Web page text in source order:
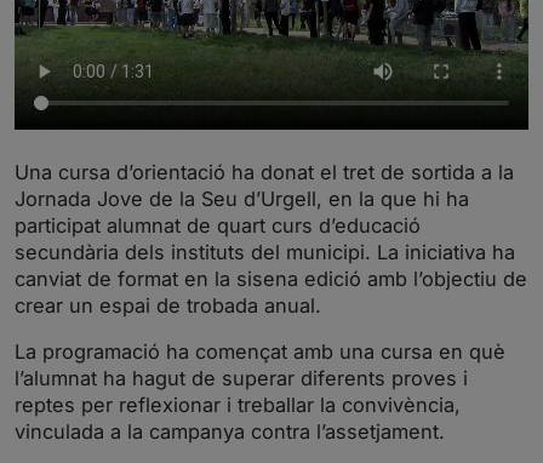
Una cursa d’orientació ha donat el tret de sortida a la
Jornada Jove de la Seu d’Urgell, en la que hi ha
participat alumnat de quart curs d’educació
secundària dels instituts del municipi. La iniciativa ha
canviat de format en la sisena edició amb l’objectiu de
crear un espai de trobada anual.
La programació ha començat amb una cursa en què
l’alumnat ha hagut de superar diferents proves i
reptes per reflexionar i treballar la convivència,
vinculada a la campanya contra l’assetjament.